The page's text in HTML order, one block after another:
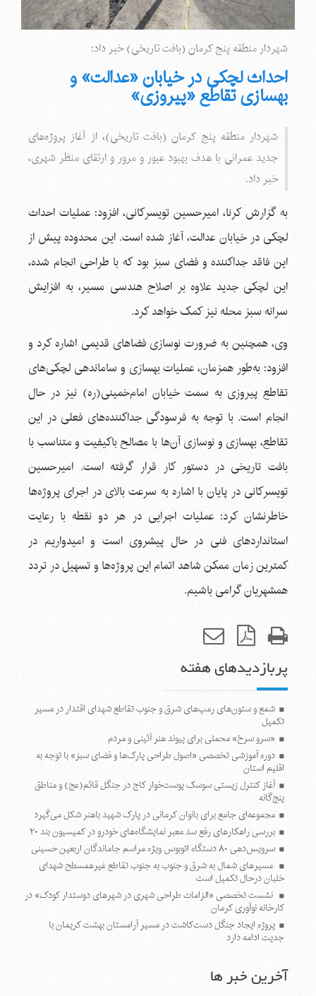
شهردار منطقه پنج کرمان (بافت تاریخی) خبر داد:
احداث لچکی در خیابان «عدالت» و
بهسازی تقاطع «پیروزی»
شهردار منطقه پنج کرمان (بافت تاریخی)، از آغاز پروژه‌های
جدید عمرانی با هدف بهبود عبور و مرور و ارتقای منظر شهری،
خبر داد.
به گزارش کرنا، ‌امیرحسین تویسرکانی، افزود: عملیات احداث
لچکی در خیابان عدالت، آغاز شده است. این محدوده پیش از
این فاقد جداکننده و فضای سبز بود که با طراحی انجام شده،
این لچکی جدید علاوه بر اصلاح هندسی مسیر، به افزایش
سرانه سبز محله نیز کمک خواهد کرد.‌
وی، همچنین به ضرورت نوسازی فضاهای قدیمی اشاره کرد و
افزود: به‌طور همزمان، عملیات بهسازی و ساماندهی لچکی‌های
تقاطع پیروزی به سمت خیابان امام‌خمینی(ره) نیز در حال
انجام است. با توجه به فرسودگی جداکننده‌های فعلی در این
تقاطع، بهسازی و نوسازی آن‌ها با مصالح باکیفیت و متناسب با
بافت تاریخی در دستور کار قرار گرفته است. امیرحسین
‌تویسرکانی در پایان با اشاره به سرعت بالای در اجرای پروژه‌ها
خاطرنشان کرد: عملیات اجرایی در هر دو نقطه با رعایت
استانداردهای فنی در حال پیشروی است و امیدواریم در
کمترین زمان ممکن شاهد اتمام این پروژه‌ها و تسهیل در تردد
همشهریان گرامی باشیم.
پربازدیدهای هفته
شمع و ستون‌های رمپ‌های شرق و جنوب تقاطع شهدای اقتدار در مسیر
تکمیل
«سرو سرخ» محملی برای پیوند هنر آئینی و مردم
دوره آموزشی تخصصی «اصول طراحی پارک‌ها و فضای سبز» با توجه به
اقلیم استان
آغاز کنترل زیستی سوسک پوست‌خوار کاج در جنگل قائم(عج) و مناطق
پنج‌گانه
مجموعه‌ای جامع برای بانوان کرمانی در پارک شهید باهنر شکل می‌گیرد
بررسی راهکارهای رفع سد معبر نمایشگاه‌های خودرو در کمیسیون بند ۲۰
سرویس‌دهی ۸۰ دستگاه اتوبوس ویژه مراسم جاماندگان اربعین حسینی
مسیرهای شمال به شرق و جنوب به جنوب تقاطع غیرهمسطح شهدای
خلبان درحال تکمیل است
نشست تخصصی «الزامات طراحی شهری در شهرهای دوستدار کودک» در
کارخانه نوآوری کرمان
پروژه ایجاد جنگل دست‌کاشت در مسیر آرامستان بهشت کریمان با
جدیت ادامه دارد
آخرین خبر ها